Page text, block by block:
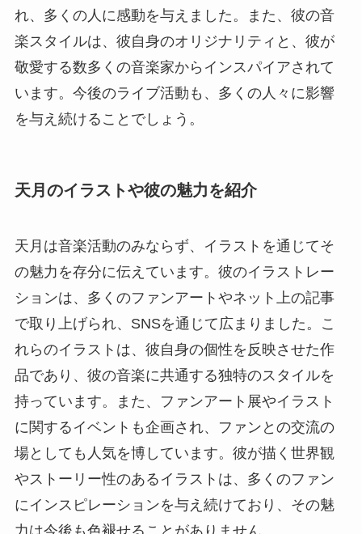
れ、多くの人に感動を与えました。また、彼の音
楽スタイルは、彼自身のオリジナリティと、彼が
敬愛する数多くの音楽家からインスパイアされて
います。今後のライブ活動も、多くの人々に影響
を与え続けることでしょう。
天月のイラストや彼の魅力を紹介
天月は音楽活動のみならず、イラストを通じてそ
の魅力を存分に伝えています。彼のイラストレー
ションは、多くのファンアートやネット上の記事
で取り上げられ、SNSを通じて広まりました。こ
れらのイラストは、彼自身の個性を反映させた作
品であり、彼の音楽に共通する独特のスタイルを
持っています。また、ファンアート展やイラスト
に関するイベントも企画され、ファンとの交流の
場としても人気を博しています。彼が描く世界観
やストーリー性のあるイラストは、多くのファン
にインスピレーションを与え続けており、その魅